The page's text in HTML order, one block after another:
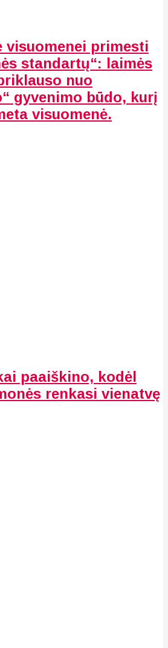
visuomenei primesti
standartų“: laimės
nuo
gyvenimo būdo, kurį
visuomenė.
paaiškino, kodėl
renkasi vienatvę